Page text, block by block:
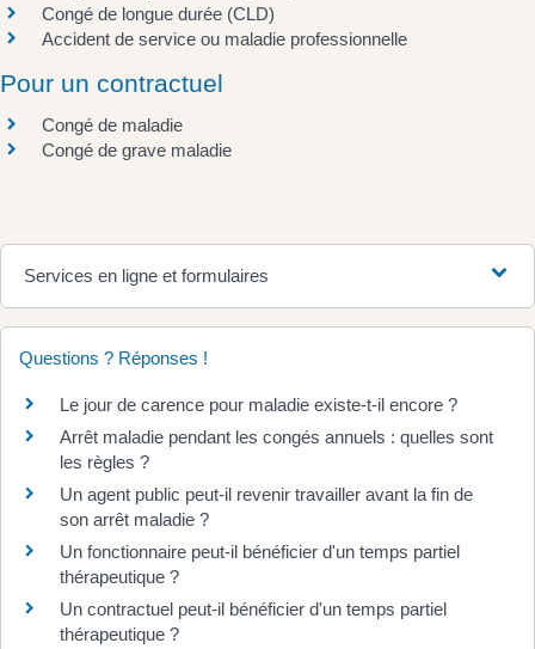
Congé de longue durée (CLD)
Accident de service ou maladie professionnelle
Pour un contractuel
Congé de maladie
Congé de grave maladie
Services en ligne et formulaires
Questions ? Réponses !
Le jour de carence pour maladie existe-t-il encore ?
Arrêt maladie pendant les congés annuels : quelles sont
les règles ?
Un agent public peut-il revenir travailler avant la fin de
son arrêt maladie ?
Un fonctionnaire peut-il bénéficier d'un temps partiel
thérapeutique ?
Un contractuel peut-il bénéficier d'un temps partiel
thérapeutique ?